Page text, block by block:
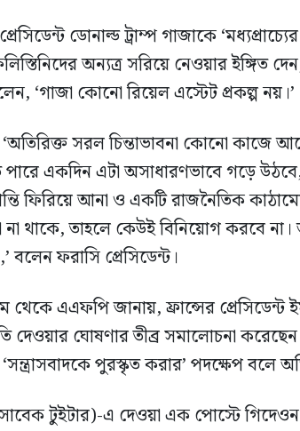
ডোনাল্ড ট্রাম্প গাজাকে
অন্যত্র সরিয়ে নেওয়ার ইঙ্গিত
‘গাজা কোনো রিয়েল এস্টেট প্রকল্প নয়।’
সরল চিন্তাভাবনা কোনো কাজে
পারে একদিন এটা অসাধারণভাবে গড়ে
ফিরিয়ে আনা ও একটি রাজনৈতিক
থাকে, তাহলে কেউই বিনিয়োগ করবে
বলেন ফরাসি প্রেসিডেন্ট।
এএফপি জানায়, ফ্রান্সের প্রেসিডেন্ট
দেওয়ার ঘোষণার তীব্র সমালোচনা করেছেন
পুরস্কৃত করার’ পদক্ষেপ বলে
টুইটার)-এ দেওয়া এক পোস্টে